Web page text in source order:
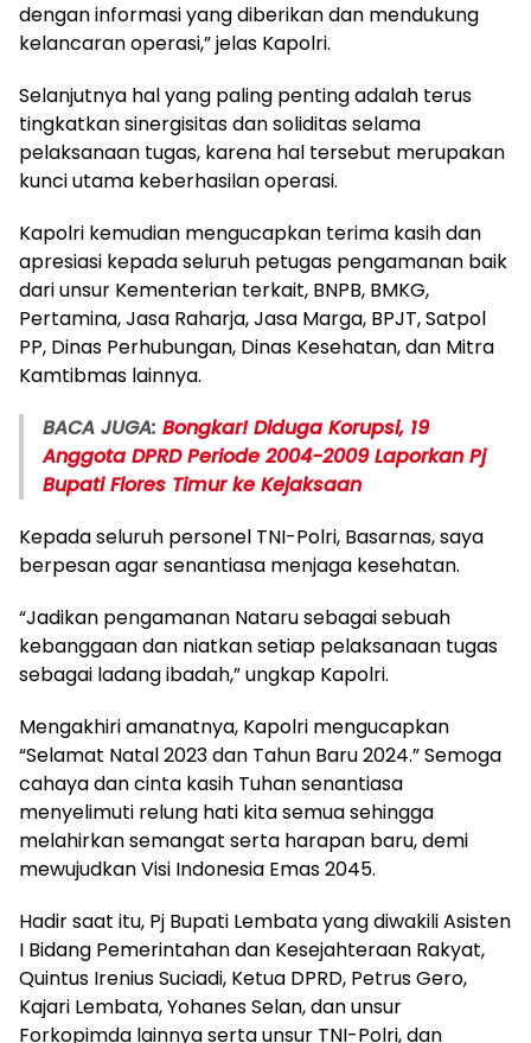
dengan informasi yang diberikan dan mendukung
kelancaran operasi,” jelas Kapolri.
Selanjutnya hal yang paling penting adalah terus
tingkatkan sinergisitas dan soliditas selama
pelaksanaan tugas, karena hal tersebut merupakan
kunci utama keberhasilan operasi.
Kapolri kemudian mengucapkan terima kasih dan
apresiasi kepada seluruh petugas pengamanan baik
dari unsur Kementerian terkait, BNPB, BMKG,
Pertamina, Jasa Raharja, Jasa Marga, BPJT, Satpol
PP, Dinas Perhubungan, Dinas Kesehatan, dan Mitra
Kamtibmas lainnya.
BACA JUGA: Bongkar! Diduga Korupsi, 19
Anggota DPRD Periode 2004-2009 Laporkan Pj
Bupati Flores Timur ke Kejaksaan
Kepada seluruh personel TNI-Polri, Basarnas, saya
berpesan agar senantiasa menjaga kesehatan.
“Jadikan pengamanan Nataru sebagai sebuah
kebanggaan dan niatkan setiap pelaksanaan tugas
sebagai ladang ibadah,” ungkap Kapolri.
Mengakhiri amanatnya, Kapolri mengucapkan
“Selamat Natal 2023 dan Tahun Baru 2024.” Semoga
cahaya dan cinta kasih Tuhan senantiasa
menyelimuti relung hati kita semua sehingga
melahirkan semangat serta harapan baru, demi
mewujudkan Visi Indonesia Emas 2045.
Hadir saat itu, Pj Bupati Lembata yang diwakili Asisten
I Bidang Pemerintahan dan Kesejahteraan Rakyat,
Quintus Irenius Suciadi, Ketua DPRD, Petrus Gero,
Kajari Lembata, Yohanes Selan, dan unsur
Forkopimda lainnya serta unsur TNI-Polri, dan